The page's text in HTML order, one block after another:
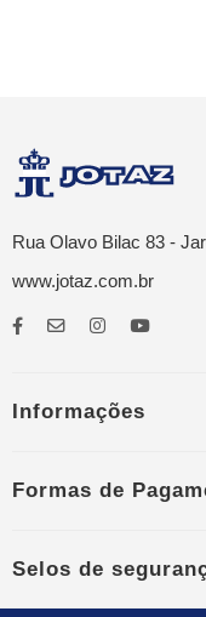
Rua Olavo Bilac 83 -
www.jotaz.com.br
Informações
Formas de
Selos de